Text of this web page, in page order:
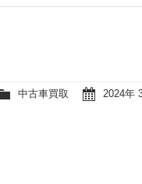
2024年
中古車買取